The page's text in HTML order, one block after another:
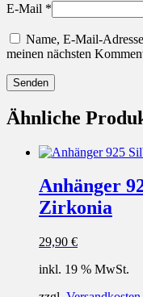
E-Mail *
Name, E-Mail-
meinen nächsten
Ähnliche
Anhänger
Zirkonia
29,90 €
inkl. 19 % MwSt.